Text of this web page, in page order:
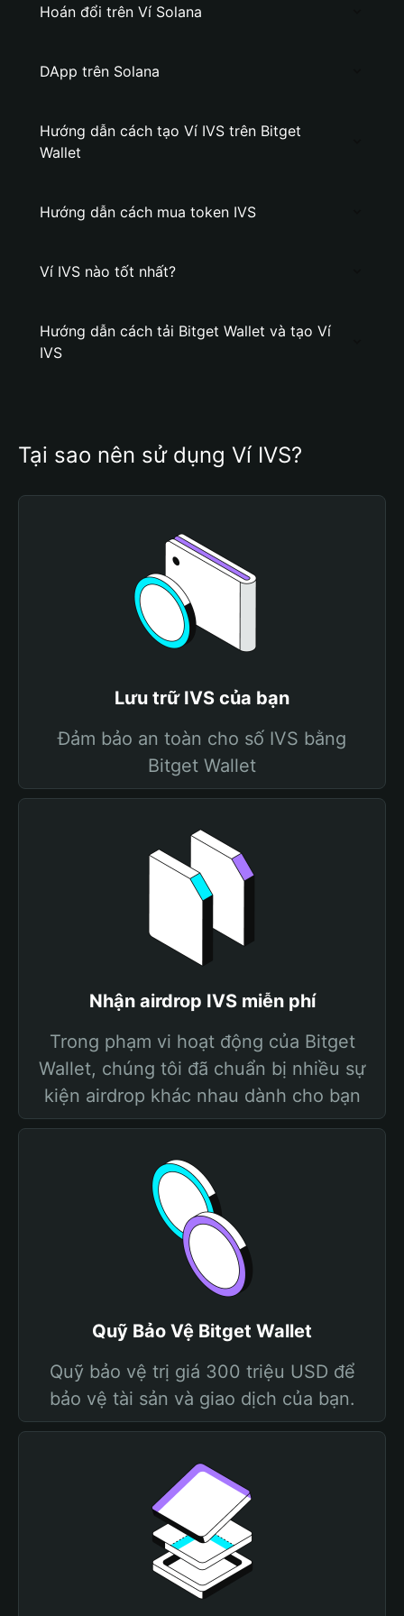
Hoán đổi trên Ví Solana
DApp trên Solana
Hướng dẫn cách tạo Ví IVS trên Bitget
Wallet
Hướng dẫn cách mua token IVS
Ví IVS nào tốt nhất?
Hướng dẫn cách tải Bitget Wallet và tạo Ví
IVS
Tại sao nên sử dụng Ví IVS?
Lưu trữ IVS của bạn
Đảm bảo an toàn cho số IVS bằng
Bitget Wallet
Nhận airdrop IVS miễn phí
Trong phạm vi hoạt động của Bitget
Wallet, chúng tôi đã chuẩn bị nhiều sự
kiện airdrop khác nhau dành cho bạn
Quỹ Bảo Vệ Bitget Wallet
Quỹ bảo vệ trị giá 300 triệu USD để
bảo vệ tài sản và giao dịch của bạn.